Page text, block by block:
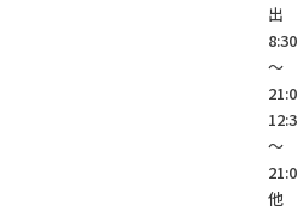
出
8:30
～
～
他